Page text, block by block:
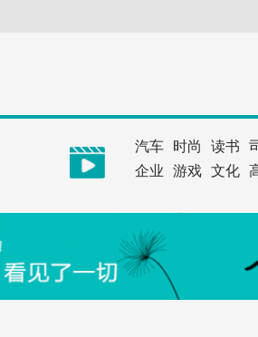
汽车 时尚 读书
企业
游戏 文化